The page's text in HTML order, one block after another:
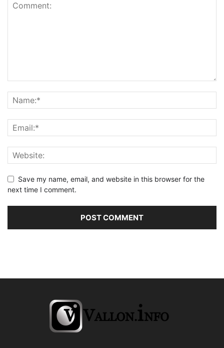
Save my name, email, and website in this browser for the
next time I comment.